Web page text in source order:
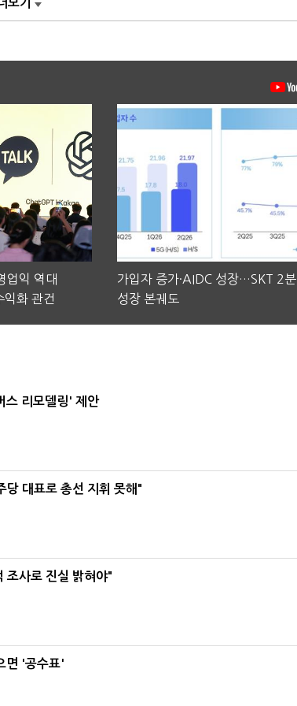
보기
업익 역대
화 관건
가입자 증가·AIDC 성장…SKT 2
성장 본궤도
스 리모델링' 제안
대표로 총선 지휘 못해"
조사로 진실 밝혀야"
면 '공수표'